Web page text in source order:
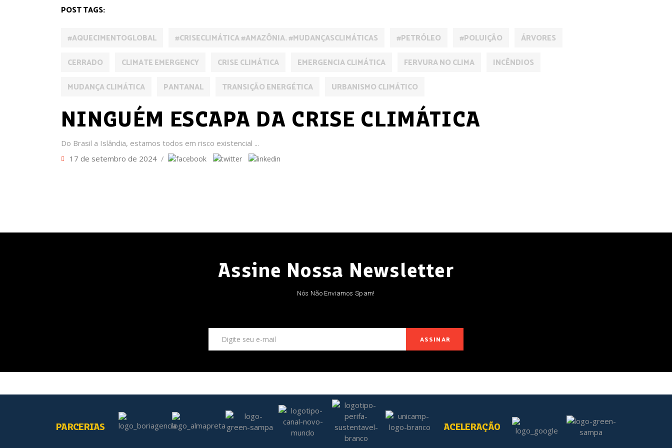
POST TAGS:
#AQUECIMENTOGLOBAL #CRISECLIMÁTICA #AMAZÔNIA. #MUDANÇASCLIMÁTICAS #PETRÓLEO #POLUIÇÃO
ÁRVORES
CERRADO
CLIMATE EMERGENCY CRISE CLIMÁTICA EMERGENCIA CLIMÁTICA FERVURA NO CLIMA
INCÊNDIOS
MUDANÇA CLIMÁTICA
PANTANAL TRANSIÇÃO ENERGÉTICA URBANISMO CLIMÁTICO
NINGUÉM ESCAPA DA CRISE CLIMÁTICA
Do Brasil a Islândia, estamos todos em risco existencial
17 de setembro de 2024
Assine Nossa Newsletter
Nós Não Enviamos Spam!
ASSINAR
PARCERIAS ACELERAÇÃO